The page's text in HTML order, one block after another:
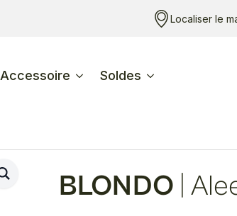
Localiser le
Accessoire Soldes
BLONDO